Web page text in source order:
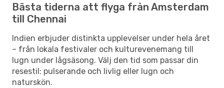
Bästa tiderna att flyga från Amsterdam
till Chennai
Indien erbjuder distinkta upplevelser under hela året
– från lokala festivaler och kulturevenemang till
lugn under lågsäsong. Välj den tid som passar din
resestil: pulserande och livlig eller lugn och
naturskön.